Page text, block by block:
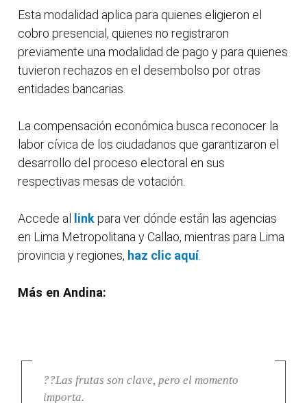
Esta modalidad aplica para quienes eligieron el
cobro presencial, quienes no registraron
previamente una modalidad de pago y para quienes
tuvieron rechazos en el desembolso por otras
entidades bancarias.
La compensación económica busca reconocer la
labor cívica de los ciudadanos que garantizaron el
desarrollo del proceso electoral en sus
respectivas mesas de votación.
Accede al linkpara ver dónde están las agencias
en Lima Metropolitana y Callao, mientras para Lima
provincia y regiones, haz clic aquí.
Más en Andina:
??Las frutas son clave, pero el momento
importa.